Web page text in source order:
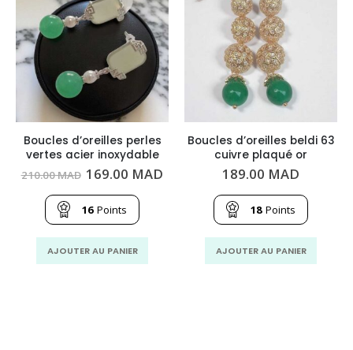
Boucles d’oreilles perles
vertes acier inoxydable
210.00MAD Le
initial
était :
210.00
MAD.
169.00 MAD
16 Points
AJOUTER AU PANIER
Boucles d’oreilles beldi 63
cuivre plaqué or
189.00 MAD
18 Points
AJOUTER AU PANIER